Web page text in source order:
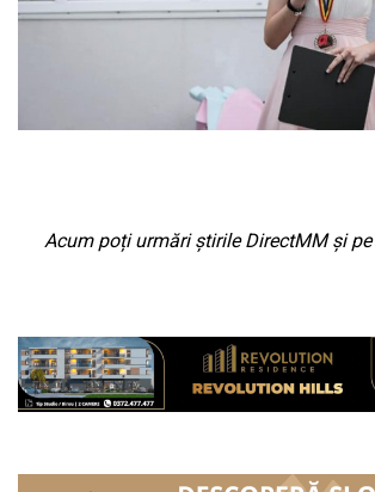
Acum poți urmări știrile DirectMM și pe